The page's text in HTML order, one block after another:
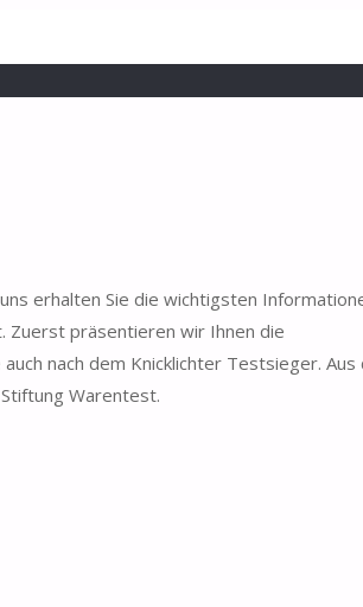
erhalten Sie die wichtigsten
Zuerst präsentieren wir Ihnen die
nach dem Knicklichter Testsieger. Aus
Warentest.